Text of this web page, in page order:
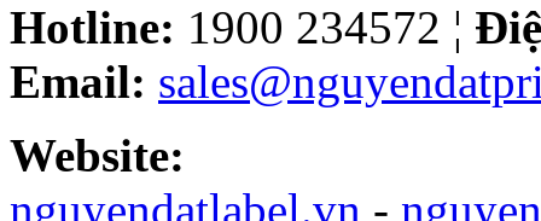
Hotline: 1900 234572 ¦
Email:
Website:
nguyendatlabel.vn -